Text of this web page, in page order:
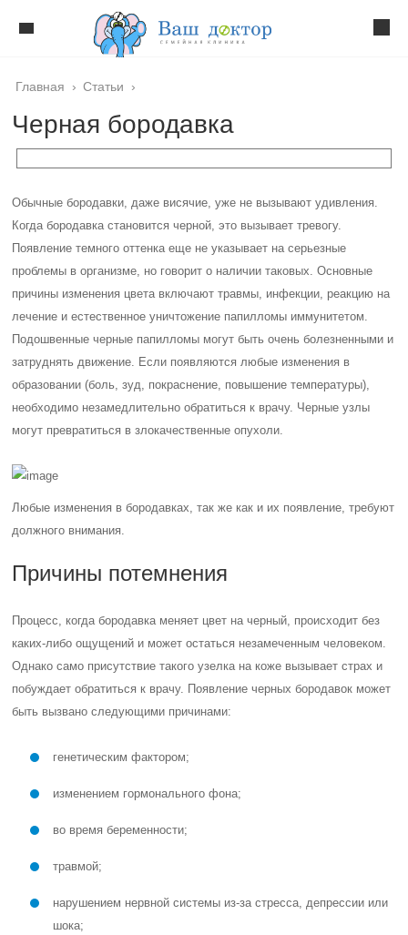
Главная › Статьи ›
Черная бородавка
Обычные бородавки, даже висячие, уже не вызывают удивления.
Когда бородавка становится черной, это вызывает тревогу.
Появление темного оттенка еще не указывает на серьезные
проблемы в организме, но говорит о наличии таковых. Основные
причины изменения цвета включают травмы, инфекции, реакцию на
лечение и естественное уничтожение папилломы иммунитетом.
Подошвенные черные папилломы могут быть очень болезненными и
затруднять движение. Если появляются любые изменения в
образовании (боль, зуд, покраснение, повышение температуры),
необходимо незамедлительно обратиться к врачу. Черные узлы
могут превратиться в злокачественные опухоли.
Любые изменения в бородавках, так же как и их появление, требуют
должного внимания.
Причины потемнения
Процесс, когда бородавка меняет цвет на черный, происходит без
каких-либо ощущений и может остаться незамеченным человеком.
Однако само присутствие такого узелка на коже вызывает страх и
побуждает обратиться к врачу. Появление черных бородавок может
быть вызвано следующими причинами:
генетическим фактором;
изменением гормонального фона;
во время беременности;
травмой;
нарушением нервной системы из-за стресса, депрессии или
шока;